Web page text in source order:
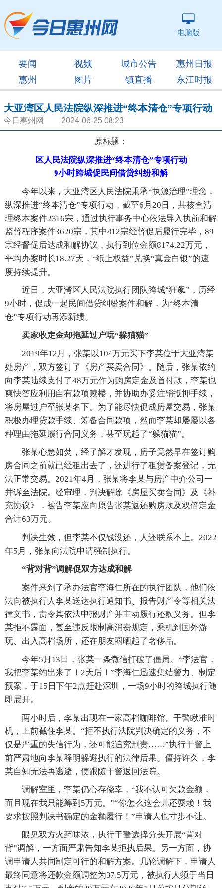
电脑版
要闻 视频 城市公告
惠州日报
惠州
图片 镇直播 东江时报
大亚湾区人民法院纵深推进“终本清仓”专项行动
今日惠州网 2024-06-25 08:23
原标题：
区人民法院纵深推进“终本清仓”专项行动
9小时跨城促民间借贷纠纷和解
今年以来，大亚湾区人民法院秉承“执源治理”理念，
纵深推进“终本清仓”专项行动，截至6月20日，共核查清
理终本案件2316宗，通过执行事务中心依法导入执前和解
监督程序案件3620宗，其中412宗经督促后履行完毕，89
宗经督促后达成和解协议，执行到位金额8174.22万元，
平均办案时长18.27天，“纸上权益”兑换“真金白银”的速
度持续提升。
近日，大亚湾区人民法院执行团队跨城“狂飙”，历经
9小时，促成一起民间借贷纠纷案件和解，为“终本清
仓”专项行动再添新绩。
卖家收定金却拖延过户玩“躲猫猫”
2019年12月，张某以104万元买下李某位于大亚湾某
处房产，双方签订了《房产买卖合同》。随后，张某依约
向李某陆续支付了48万元作为购房定金及首付款，李某也
爽快答应利用自有款项赎楼，并协助办妥注销抵押手续，
将房屋过户至张某名下。为了能尽快促成房屋交易，张某
积极办理贷款手续、筹备合同款项，然而李某却屡屡以各
种理由拖延履行合同义务，甚至玩起了“躲猫猫”。
张某心急如焚，经了解才发现，房子竟然早在签订购
房合同之前就已经租出去了，还进行了租赁备案登记，无
法正常交易。2021年4月，张某将李某与房产中介公司一
并诉至法院。经审理，判决解除《房屋买卖合同》及《补
充协议》，被告李某应向原告张某返还购房款及双倍定金
合计63万元。
判决生效，但李某不仅钱没还，人还联系不上。2022
年5月，张某向法院申请强制执行。
“背对背”调解促双方达成和解
案件来到了承办法官李海仁所在的执行团队，他们依
法向被执行人李某送达执行通知书、报告财产令等相关法
律文书，责令其依法申报财产并主动履行还款义务。但李
某拒不露面，甚至违反限制高消费规定，乘机到国外游
玩、出入高档场所，还在朋友圈晒起了奢侈品。
今年5月13日，张某一条微信打破了僵局。“李法官，
我把李某约出来了！2天后！”李海仁迅速集结警力、制定
预案，于15日下午2点赶赴深圳，一场9小时的跨城执行随
即展开。
两小时后，李某出现在一家高档咖啡馆。干警瞅准时
机，上前截住李某。“拒不执行法院判决确定的义务，不
仅是严重的失信行为，还可能追究刑责……”执行干警上
前严肃地向李某释明躲避执行的法律后果。僵持许久，李
某自知无法再逃避，便跟随干警返回法院。
调解室里，李某仍心存侥幸，“我不认可欠款金额，
而且现在我只能筹到5万元。”“你怎么这会儿还耍赖！我
要求按照判决书确定的金额履行！”申请人也寸步不让。
眼见双方火药味浓，执行干警选择分头开展“背对
背”调解，一方面严肃告知李某拒执后果。另一方面，协
调申请人共同制定可行的和解方案。几轮调解下，申请人
最终同意将还款金额调整为37.5万元，被执行人须于当日